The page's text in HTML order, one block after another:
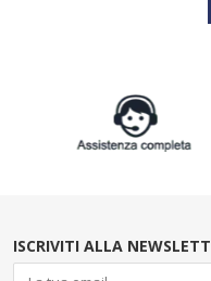
ISCRIVITI ALLA